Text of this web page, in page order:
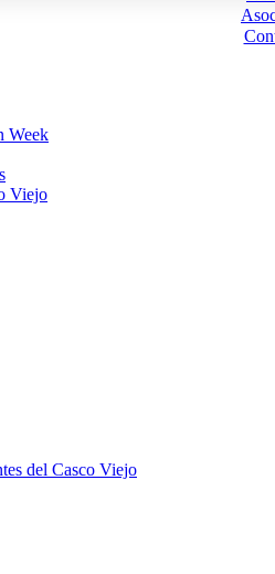
Week
Viejo
del Casco Viejo